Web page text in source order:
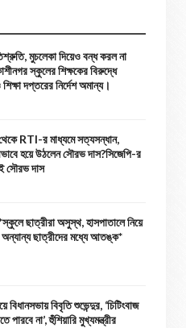
মুচলেকা দিয়েও বন্ধ করল না
স্কুলের শিক্ষকের বিরুদ্ধে
দপ্তরের নির্দেশ অমান্য।
RTI-র মাধ্যমে সত্যসন্ধান,
হয়ে উঠলেন সৌরভ দাস?সিজেপি-র
সৌরভ দাস
ছাত্রীরা অসুস্থ, হাসপাতালে নিয়ে
অন্যান্য ছাত্রীদের মধ্যে আতঙ্ক*
বিধানসভায় বিবৃতি শুভেন্দুর, ‘চিটিংবাজ
পারবে না’, হুঁশিয়ারি মুখ্যমন্ত্রীর